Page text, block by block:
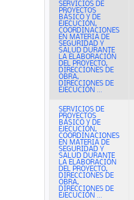
SERVICIOS DE
PROYECTOS
BÁSICO Y DE
EJECUCIÓN,
COORDINACIONES
EN MATERIA DE
SEGURIDAD Y
SALUD DURANTE
LA ELABORACIÓN
DEL PROYECTO,
DIRECCIONES DE
OBRA,
DIRECCIONES DE
EJECUCIÓN ...
SERVICIOS DE
PROYECTOS
BÁSICO Y DE
EJECUCIÓN,
COORDINACIONES
EN MATERIA DE
SEGURIDAD Y
SALUD DURANTE
LA ELABORACIÓN
DEL PROYECTO,
DIRECCIONES DE
OBRA,
DIRECCIONES DE
EJECUCIÓN ...